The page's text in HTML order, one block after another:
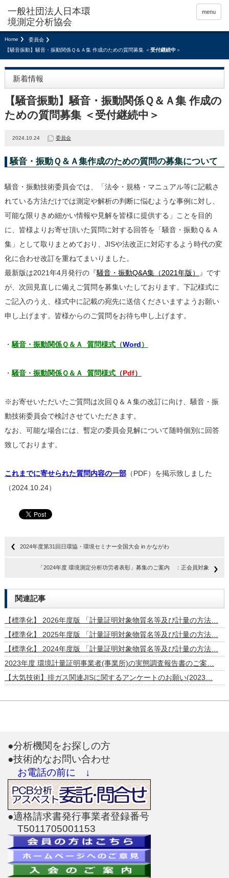
menu
Home
委員会
【騒音振動】騒音・振動関係Ｑ＆Ａ集 作成のための質問募集 ＜受付継続中 ＞
新着情報
【騒音振動】騒音・振動関係Ｑ＆Ａ集 作成の
ための質問募集 ＜ 受付継続中 ＞
2024.10.24 委員会
騒音・振動Ｑ＆Ａ集作成のための質問の募集について
騒音・振動技術委員会では、「法令・規格・マニュアル等に記載さ
れている方法だけでは測定や解析の判断に悩むような事例に対し、
可能な限りきめ細かい情報や見解を皆様に提供する」ことを目的
に、皆様よりお寄せ頂いた質問に対する回答を「騒音・振動Ｑ＆Ａ
集」として取りまとめており、JISや法改正に対応するよう時代の変
化に合わせ改訂を重ねてまいりました。
最新版は2021年4月発行の『騒音・振動Q&A集（2021年版）
』です
が、次回見直しに備えご質問を募集いたしております。下記様式に
ご記入のうえ、様式中に記載の宛先に送信くださいますようお願い
申し上げます。皆様からのご質問をお待ち申し上げます。
・ 騒音・振動関係Ｑ＆Ａ_質問様式（Word）
・ 騒音・振動関係Ｑ＆Ａ_質問様式（Pdf）
※お寄せいただいたご質問は次回Ｑ＆Ａ集の改訂に向け、騒音・振
動技術委員会で検討させていただきます。
なお、可能な場合には、暫定の委員会見解について随時個別に回答
致しております。
これまでに寄せられた質問内容の一部（PDF）を掲示致しました
（2024.10.24）
2024年度第31回日環協・環境セミナー全国大会 in かながわ
「2024年度 環境測定分析功労者表彰」募集のご案内 ：正会員対象
関連記事
【標準化】 2026年度版 「計量証明対象物質名等及び計量の方法…
【標準化】 2025年度版 「計量証明対象物質名等及び計量の方法…
【標準化】 2024年度版 「計量証明対象物質名等及び計量の方法…
2023年度 環境計量証明事業者(事業所)の実態調査報告書のご案…
【大気技術】排ガス関連JISに関するアンケートのお願い(2023…
●分析機関をお探しの方
●技術的なお問い合わせ
お電話の前に ↓
●適格請求書発行事業者登録番号
T5011705001153